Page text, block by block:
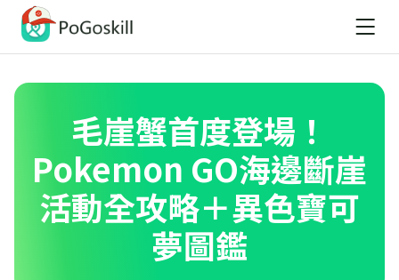
毛崖蟹首度登場！
Pokemon GO海邊斷崖
活動全攻略＋異色寶可
夢圖鑑